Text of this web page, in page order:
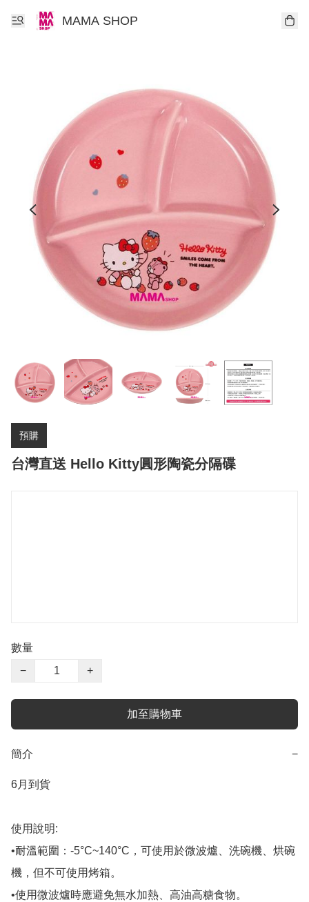
MAMA SHOP
預購
台灣直送 Hello Kitty圓形陶瓷分隔碟
數量
−
+
加至購物車
簡介 −
6月到貨
使用說明:
•耐溫範圍：-5°C~140°C，可使用於微波爐、洗碗機、烘碗
機，但不可使用烤箱。
•使用微波爐時應避免無水加熱、高油高糖食物。